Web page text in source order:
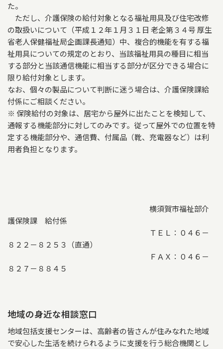
た。
ただし、介護保険の給付対象となる福祉用具及び住宅改修
の取扱いについて（平成１２年１月３１日 老企第３４号 厚生
省老人保健福祉局企画課長通知）中、複合的機能を有する福
祉用具についての規定のとおり、当該福祉用具の種目に相当
する部分と当該通信機能に相当する部分が区分できる場合に
限り給付対象とします。
なお、個々の製品について判断に迷う場合は、介護保険課給
付係にご相談ください。
※ 保険給付の対象は、居宅から屋外に出たことを検知して、
通報する機能部分に対してのみです。従って屋外での位置を特
定する機能部分や、通信費、付属品（靴、充電器など）は利
用者負担となります。
横須賀市福祉部介
護保険課 給付係
ＴＥＬ：０４６－
８２２－８２５３（直通）
ＦＡＸ：０４６－
８２７－８８４５
地域の身近な相談窓口
地域包括支援センターは、高齢者の皆さんが住みなれた地域
で安心した生活を続けられるように支援を行う総合機関とし